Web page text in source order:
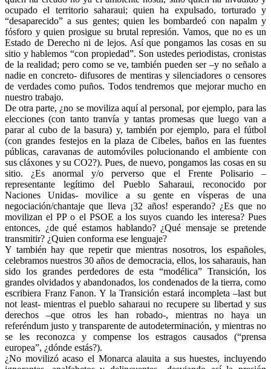
ocupado el territorio saharaui; quien ha expulsado, torturado y
“desaparecido” a sus gentes; quien les bombardeó con napalm y
fósforo y quien prosigue su brutal represión. Vamos, que no es un
Estado de Derecho ni de lejos. Así que pongamos las cosas en su
sitio y hablemos “con propiedad”. Son ustedes periodistas, cronistas
de la realidad; pero como se ve, también pueden ser –y no señalo a
nadie en concreto- difusores de mentiras y silenciadores o censores
de verdades como puños. Todos tendremos que mejorar mucho en
nuestro trabajo.
De otra parte, ¿no se moviliza aquí al personal, por ejemplo, para las
elecciones (con tanto tranvía y tantas promesas que luego van a
parar al cubo de la basura) y, también por ejemplo, para el fútbol
(con grandes festejos en la plaza de Cibeles, baños en las fuentes
públicas, caravanas de automóviles polucionando el ambiente con
sus cláxones y su CO2?). Pues, de nuevo, pongamos las cosas en su
sitio. ¿Es anormal y/o perverso que el Frente Polisario –
representante legítimo del Pueblo Saharaui, reconocido por
Naciones Unidas- movilice a su gente en vísperas de una
negociación/chantaje que lleva ¡32 años! esperando? ¿Es que no
movilizan el PP o el PSOE a los suyos cuando les interesa? Pues
entonces, ¿de qué estamos hablando? ¿Qué mensaje se pretende
transmitir? ¿Quien conforma ese lenguaje?
Y también hay que repetir que mientras nosotros, los españoles,
celebramos nuestros 30 años de democracia, ellos, los saharauis, han
sido los grandes perdedores de esta “modélica” Transición, los
grandes olvidados y abandonados, los condenados de la tierra, como
escribiera Franz Fanon. Y la Transición estará incompleta –last but
not least- mientras el pueblo saharaui no recupere su libertad y sus
derechos –que otros les han robado-, mientras no haya un
referéndum justo y transparente de autodeterminación, y mientras no
se les reconozca y compense los estragos causados (“prensa
europea”, ¿dónde estás?).
¿No movilizó acaso el Monarca alauita a sus huestes, incluyendo